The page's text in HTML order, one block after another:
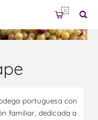
0
portuguesa con
familiar, dedicada a